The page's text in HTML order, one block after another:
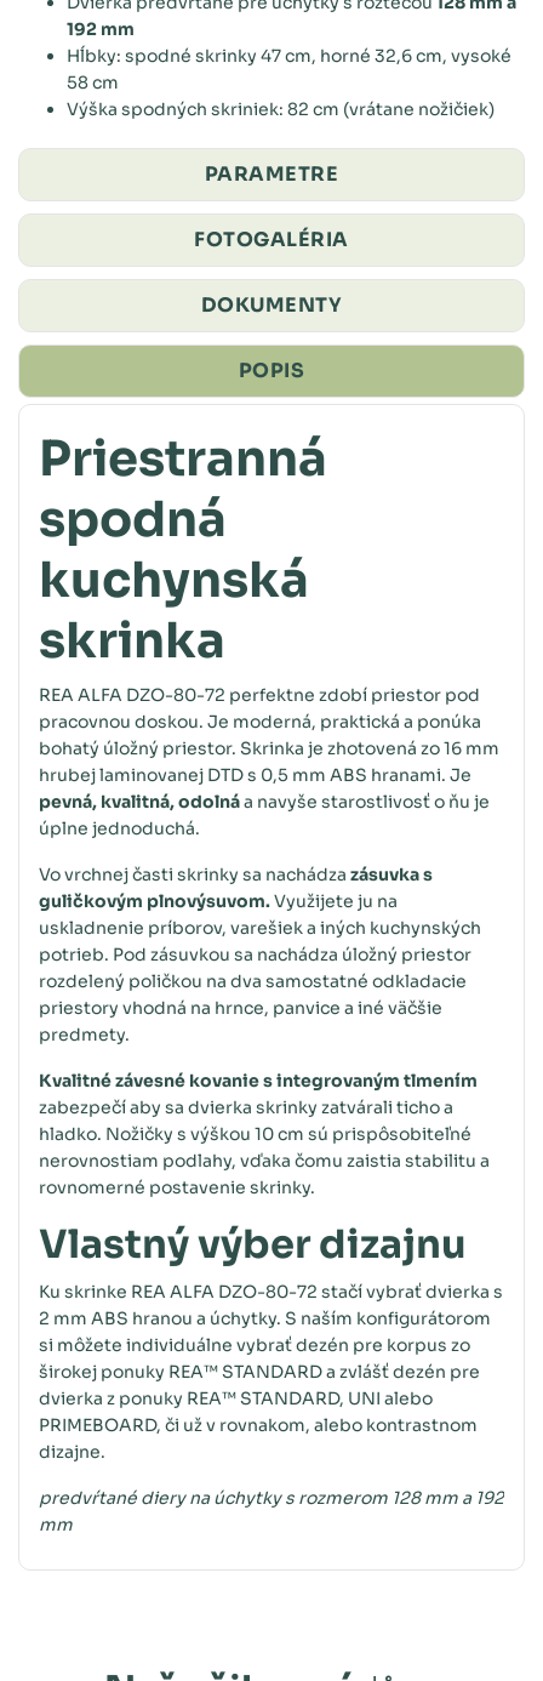
192 mm
Hĺbky: spodné skrinky 47 cm, horné 32,6 cm, vysoké
58 cm
Výška spodných skriniek: 82 cm (vrátane nožičiek)
PARAMETRE
FOTOGALÉRIA
DOKUMENTY
POPIS
Priestranná
spodná
kuchynská
skrinka
REA ALFA DZO-80-72 perfektne zdobí priestor pod
pracovnou doskou. Je moderná, praktická a ponúka
bohatý úložný priestor. Skrinka je zhotovená zo 16 mm
hrubej laminovanej DTD s 0,5 mm ABS hranami. Je
pevná, kvalitná, odolnáa navyše starostlivosť o ňu je
úplne jednoduchá.
Vo vrchnej časti skrinky sa nachádza zásuvka s
guličkovým plnovýsuvom.Využijete ju na
uskladnenie príborov, varešiek a iných kuchynských
potrieb. Pod zásuvkou sa nachádza úložný priestor
rozdelený poličkou na dva samostatné odkladacie
priestory vhodná na hrnce, panvice a iné väčšie
predmety.
Kvalitné závesné kovanie s integrovaným tlmením
zabezpečí aby sa dvierka skrinky zatvárali ticho a
hladko. Nožičky s výškou 10 cm sú prispôsobiteľné
nerovnostiam podlahy, vďaka čomu zaistia stabilitu a
rovnomerné postavenie skrinky.
Vlastný výber dizajnu
Ku skrinke REA ALFA DZO-80-72 stačí vybrať dvierka s
2 mm ABS hranou a úchytky. S naším konfigurátorom
si môžete individuálne vybrať dezén pre korpus zo
širokej ponuky REA™ STANDARD a zvlášť dezén pre
dvierka z ponuky REA™ STANDARD, UNI alebo
PRIMEBOARD, či už v rovnakom, alebo kontrastnom
dizajne.
predvŕtané diery na úchytky s rozmerom 128 mm a 192
mm